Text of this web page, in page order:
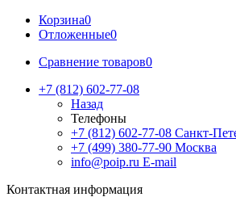
Корзина0
Отложенные0
Сравнение товаров0
+7 (812) 602-77-08
Назад
Телефоны
+7 (812) 602-77-08 Санкт-
+7 (499) 380-77-90 Москва
info@poip.ru E-mail
Контактная информация